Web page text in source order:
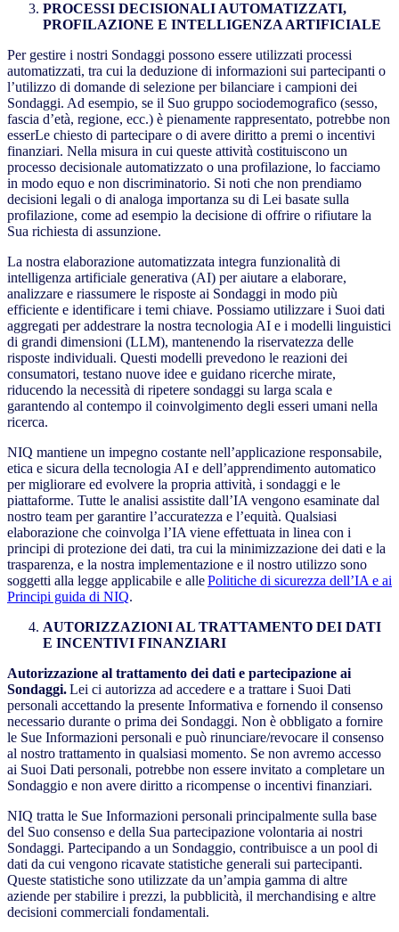
PROCESSI DECISIONALI AUTOMATIZZATI,
PROFILAZIONE E INTELLIGENZA ARTIFICIALE
Per gestire i nostri Sondaggi possono essere utilizzati processi
automatizzati, tra cui la deduzione di informazioni sui partecipanti o
l’utilizzo di domande di selezione per bilanciare i campioni dei
Sondaggi. Ad esempio, se il Suo gruppo sociodemografico (sesso,
fascia d’età, regione, ecc.) è pienamente rappresentato, potrebbe non
esserLe chiesto di partecipare o di avere diritto a premi o incentivi
finanziari. Nella misura in cui queste attività costituiscono un
processo decisionale automatizzato o una profilazione, lo facciamo
in modo equo e non discriminatorio. Si noti che non prendiamo
decisioni legali o di analoga importanza su di Lei basate sulla
profilazione, come ad esempio la decisione di offrire o rifiutare la
Sua richiesta di assunzione.
La nostra elaborazione automatizzata integra funzionalità di
intelligenza artificiale generativa (AI) per aiutare a elaborare,
analizzare e riassumere le risposte ai Sondaggi in modo più
efficiente e identificare i temi chiave. Possiamo utilizzare i Suoi dati
aggregati per addestrare la nostra tecnologia AI e i modelli linguistici
di grandi dimensioni (LLM), mantenendo la riservatezza delle
risposte individuali. Questi modelli prevedono le reazioni dei
consumatori, testano nuove idee e guidano ricerche mirate,
riducendo la necessità di ripetere sondaggi su larga scala e
garantendo al contempo il coinvolgimento degli esseri umani nella
ricerca.
NIQ mantiene un impegno costante nell’applicazione responsabile,
etica e sicura della tecnologia AI e dell’apprendimento automatico
per migliorare ed evolvere la propria attività, i sondaggi e le
piattaforme. Tutte le analisi assistite dall’IA vengono esaminate dal
nostro team per garantire l’accuratezza e l’equità. Qualsiasi
elaborazione che coinvolga l’IA viene effettuata in linea con i
principi di protezione dei dati, tra cui la minimizzazione dei dati e la
trasparenza, e la nostra implementazione e il nostro utilizzo sono
soggetti alla legge applicabile e allePolitiche di sicurezza dell’IA e ai
Principi guida di NIQ.
AUTORIZZAZIONI AL TRATTAMENTO DEI DATI
E INCENTIVI FINANZIARI
Autorizzazione al trattamento dei dati e partecipazione ai
Sondaggi.Lei ci autorizza ad accedere e a trattare i Suoi Dati
personali accettando la presente Informativa e fornendo il consenso
necessario durante o prima dei Sondaggi. Non è obbligato a fornire
le Sue Informazioni personali e può rinunciare/revocare il consenso
al nostro trattamento in qualsiasi momento. Se non avremo accesso
ai Suoi Dati personali, potrebbe non essere invitato a completare un
Sondaggio e non avere diritto a ricompense o incentivi finanziari.
NIQ tratta le Sue Informazioni personali principalmente sulla base
del Suo consenso e della Sua partecipazione volontaria ai nostri
Sondaggi. Partecipando a un Sondaggio, contribuisce a un pool di
dati da cui vengono ricavate statistiche generali sui partecipanti.
Queste statistiche sono utilizzate da un’ampia gamma di altre
aziende per stabilire i prezzi, la pubblicità, il merchandising e altre
decisioni commerciali fondamentali.